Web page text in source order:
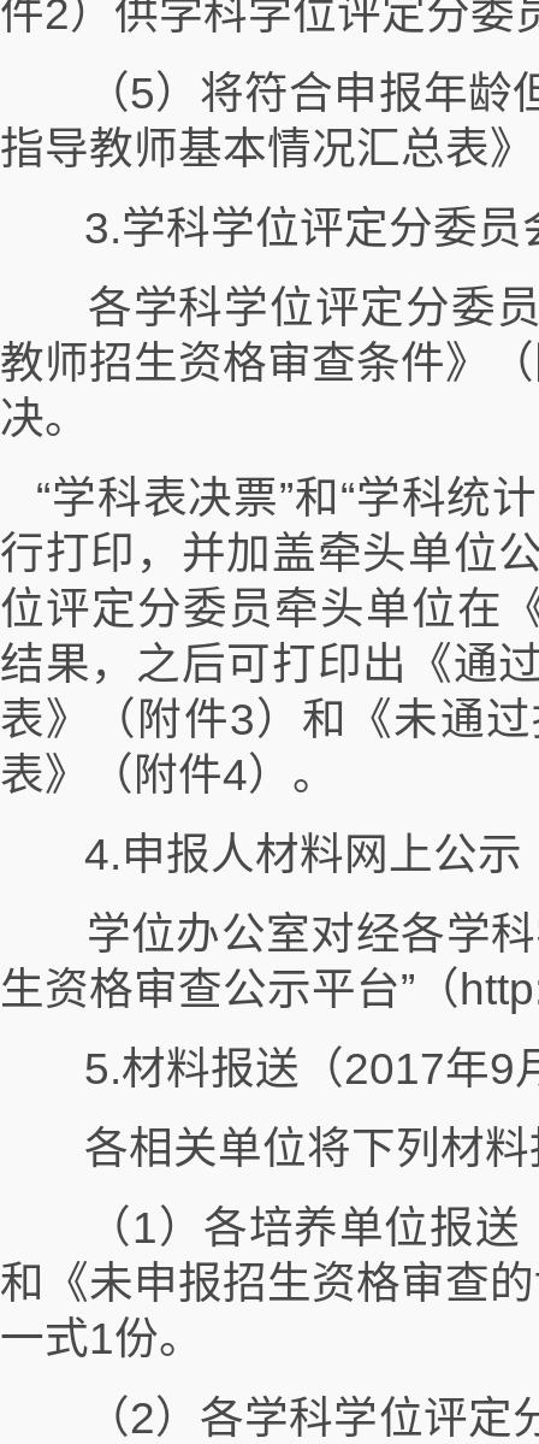
件2）供学科学位评定分委
（5）将符合申报年龄
指导教师基本情况汇总表
3.学科学位评定分委员
各学科学位评定分委
教师招生资格审查条件》
决。
“学科表决票”和“学科统
行打印，并加盖牵头单位
位评定分委员牵头单位在
结果，之后可打印出《通
表》（附件3）和《未通
表》（附件4）。
4.申报人材料网上公示
学位办公室对经各学科
生资格审查公示平台”（
5.材料报送（2017年9
各相关单位将下列材料
（1）各培养单位报送
和《未申报招生资格审查
一式1份。
（2）各学科学位评定